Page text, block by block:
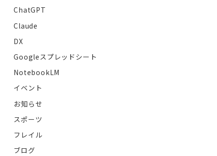
ChatGPT
Claude
DX
Googleスプレッドシート
NotebookLM
イベント
お知らせ
スポーツ
フレイル
ブログ